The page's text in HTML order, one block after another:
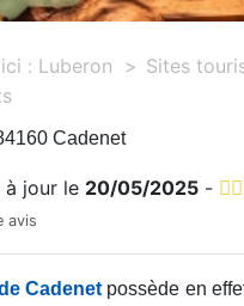
: Luberon
Sites
Cadenet
à jour le 20/05/2025-
avis
Cadenet possède en